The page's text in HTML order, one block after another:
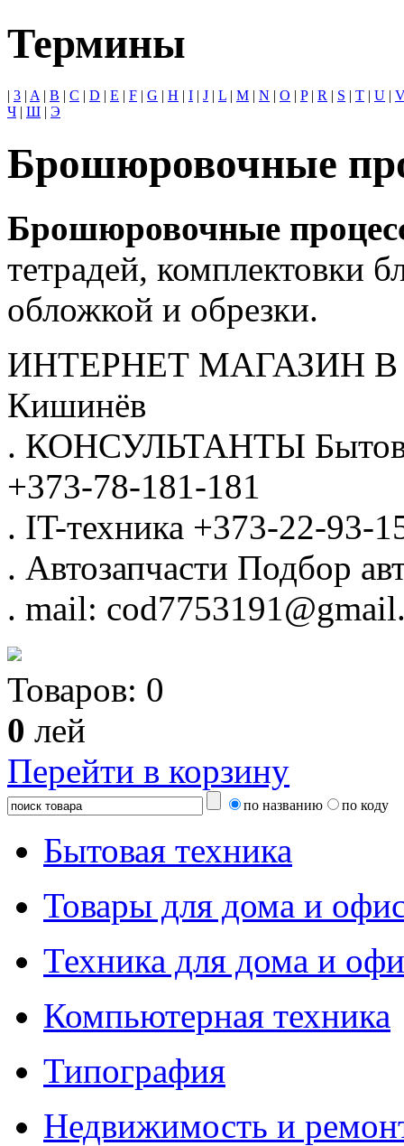
Термины
| 3 | A | B | C | D | E | F | G | H | I | J | L | M | N | O | P| R | S | T | U |
Ч | Ш | Э
Брошюровочные
Брошюровочные
тетрадей, комплектовки
обложкой и обрезки.
ИНТЕРНЕТ МАГАЗИН
Кишинёв
. КОНСУЛЬТАНТЫ
+373-78-181-181
. IT-техника +373-22-93-
. Автозапчасти Подбор
. mail:
Товаров: 0
0 лей
Перейти в корзину
по названию по коду
Бытовая техника
Товары для дома и
Техника для дома и
Компьютерная техника
Типография
Недвижимость и